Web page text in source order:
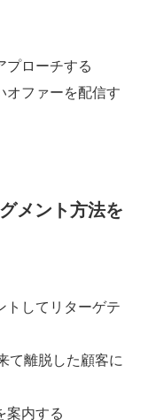
ローチする
ファーを配信す
メント方法を
してリターゲテ
て離脱した顧客に
案内する